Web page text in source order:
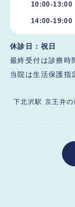
10:00-13:00
14:00-19:00
休診日： 祝日
最終受付は診療時
当院は生活保護指
下北沢駅 京王井